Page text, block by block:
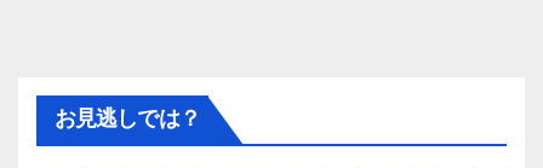
お見逃しでは？